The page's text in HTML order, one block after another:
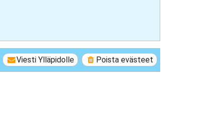
Poista evästeet
Viesti Ylläpidolle